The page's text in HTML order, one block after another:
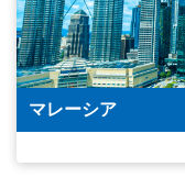
マレーシア